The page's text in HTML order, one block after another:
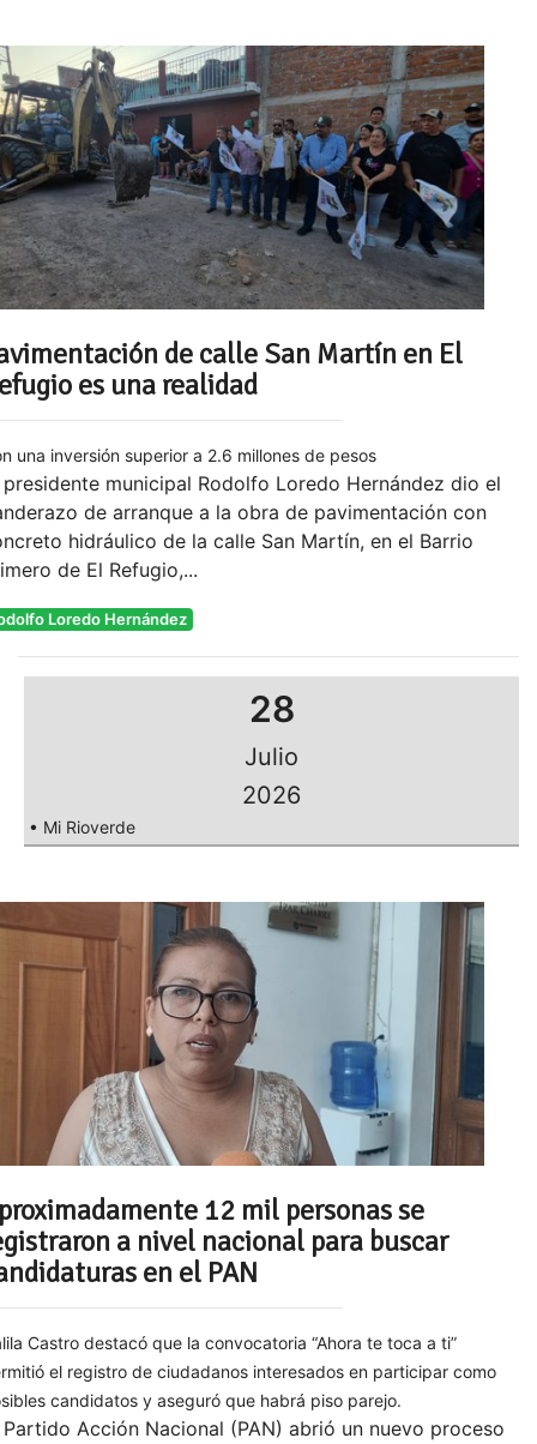
de calle San Martín en El
es una realidad
una inversión superior a 2.6 millones de pesos
presidente municipal Rodolfo Loredo Hernández dio el
de arranque a la obra de pavimentación con
hidráulico de la calle San Martín, en el Barrio
de El Refugio,...
Loredo Hernández
28
Julio
2026
• Mi Rioverde
12 mil personas se
a nivel nacional para buscar
en el PAN
Castro destacó que la convocatoria “Ahora te toca a ti”
el registro de ciudadanos interesados en participar como
candidatos y aseguró que habrá piso parejo.
Partido Acción Nacional (PAN) abrió un nuevo proceso